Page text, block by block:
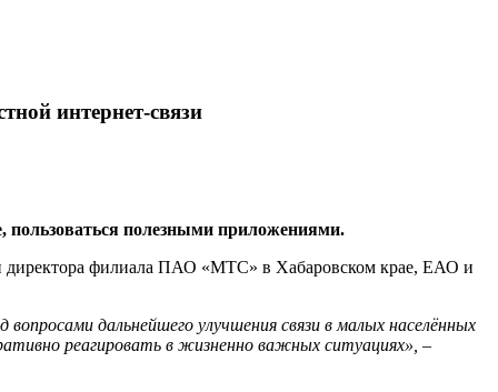
интернет-связи
полезными приложениями.
директора филиала ПАО «МТС» в Хабаровском крае, ЕАО и
дальнейшего улучшения связи в малых населённых
реагировать в жизненно важных ситуациях», –